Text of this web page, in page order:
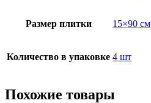
Размер плитки 15×90 см
Количество в упаковке 4 шт
Похожие товары